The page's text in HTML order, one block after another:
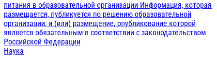
питания в образовательной организации Информация, которая
размещается, публикуется по решению образовательной
организации, и (или) размещение, опубликование которой
является обязательным в соответствии с законодательством
Российской Федерации
Наука